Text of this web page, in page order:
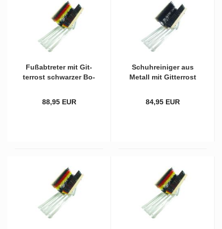
Fuß­ab­tre­ter mit Git­
ter­rost schwar­zer Bo­
Sei­ten­bürs­ten
88,95 EUR
Schuh­rei­ni­ger aus
Me­tall mit Git­ter­rost
84,95 EUR